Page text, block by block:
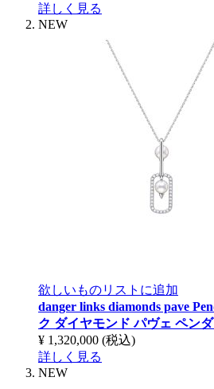
詳しく見る
NEW
欲しいものリストに追加
danger links diamonds pave
ク ダイヤモンド パヴェ ペンダ
¥ 1,320,000 (税込)
詳しく見る
NEW